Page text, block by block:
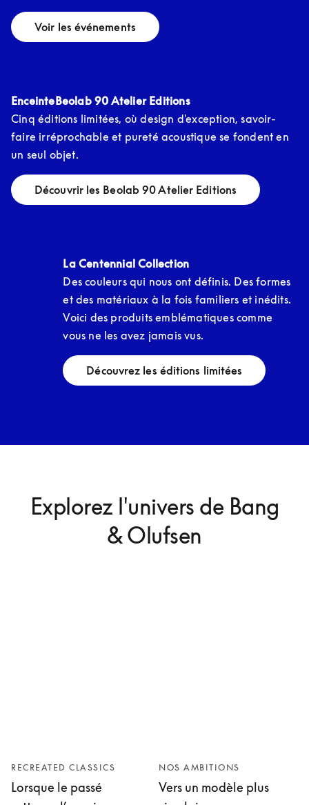
Voir les événements
EnceinteBeolab 90 Atelier Editions
Cinq éditions limitées, où design d'exception, savoir-
faire irréprochable et pureté acoustique se fondent en
un seul objet.
Découvrir les Beolab 90 Atelier Editions
La Centennial Collection
Des couleurs qui nous ont définis. Des formes
et des matériaux à la fois familiers et inédits.
Voici des produits emblématiques comme
vous ne les avez jamais vus.
Découvrez les éditions limitées
Explorez l'univers de Bang
& Olufsen
RECREATED CLASSICS
Lorsque le passé
NOS AMBITIONS
Vers un modèle plus